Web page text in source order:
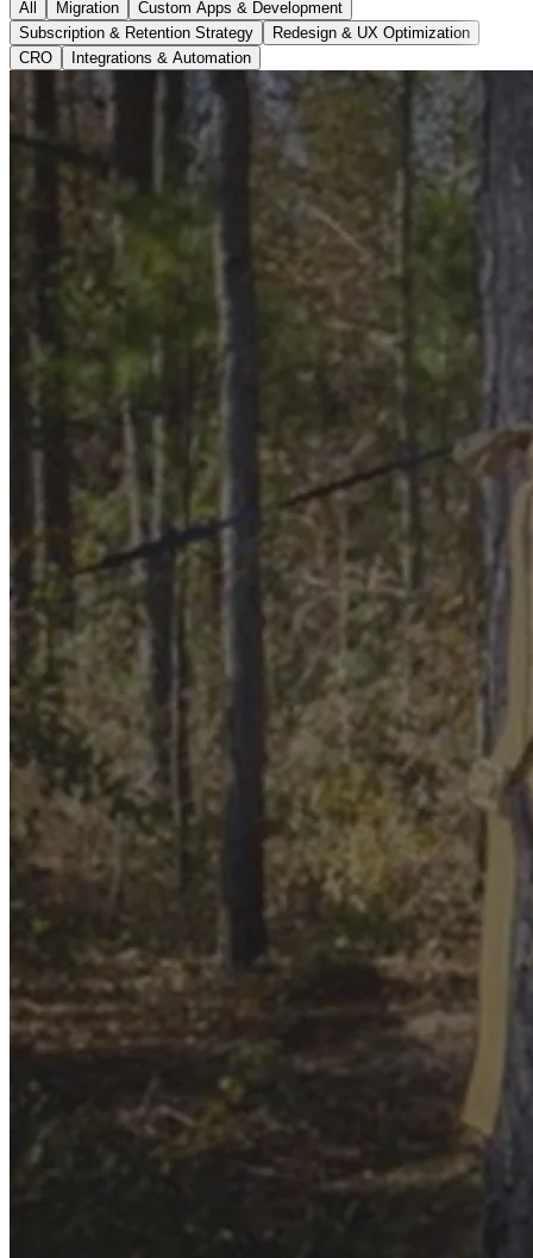
All Migration
Custom Apps & Development
Subscription & Retention Strategy
Redesign & UX Optimization
CRO
Integrations & Automation